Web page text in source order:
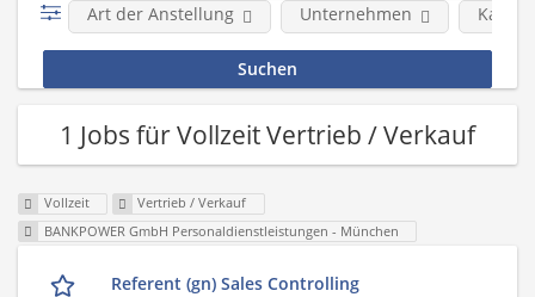
Art der Anstellung Unternehmen
1 Jobs für Vollzeit Vertrieb / Verkauf
Vollzeit
Vertrieb / Verkauf
BANKPOWER GmbH Personaldienstleistungen - München
Referent (gn) Sales Controlling